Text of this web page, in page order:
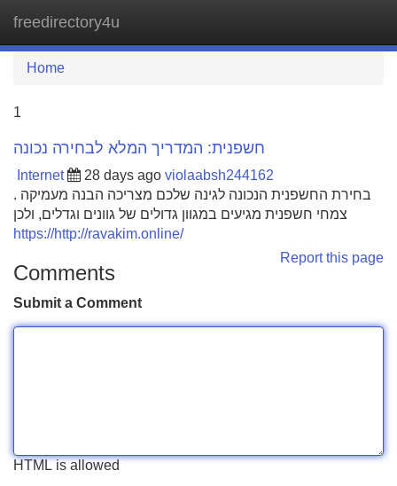
freedirectory4u
Home
1
חשפנית: המדריך המלא לבחירה נכונה
Internet 28 days ago violaabsh244162
בחירת החשפנית הנכונה לגינה שלכם מצריכה הבנה מעמיקה .
צמחי חשפנית מגיעים במגוון גדולים של גוונים וגדלים, ולכן
https://http://ravakim.online/
Report this page
Comments
Submit a Comment
HTML is allowed